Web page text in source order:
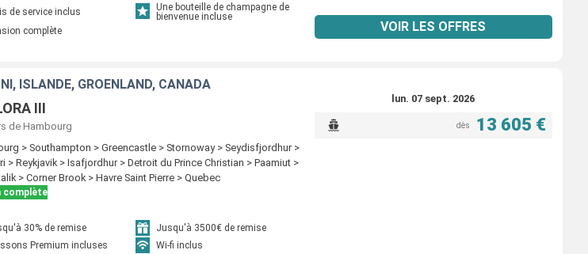
de service inclus
Une bouteille de champagne de
bienvenue incluse
complète
VOIR LES OFFRES
ISLANDE, GRÖENLAND, CANADA
III
de Hambourg
> Southampton > Greencastle > Stornoway > Seydisfjordhur >
> Reykjavik > Isafjordhur > Detroit du Prince Christian > Paamiut >
> Corner Brook > Havre Saint Pierre > Quebec
complète
30% de remise
Jusqu'à 3500€ de remise
Premium incluses
Wi-fi inclus
lun. 07 sept. 2026
dès 13 605 €